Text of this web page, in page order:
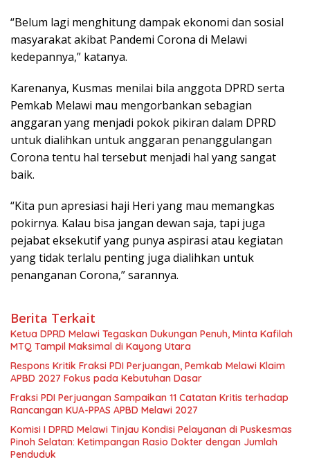
“Belum lagi menghitung dampak ekonomi dan sosial
masyarakat akibat Pandemi Corona di Melawi
kedepannya,” katanya.
Karenanya, Kusmas menilai bila anggota DPRD serta
Pemkab Melawi mau mengorbankan sebagian
anggaran yang menjadi pokok pikiran dalam DPRD
untuk dialihkan untuk anggaran penanggulangan
Corona tentu hal tersebut menjadi hal yang sangat
baik.
“Kita pun apresiasi haji Heri yang mau memangkas
pokirnya. Kalau bisa jangan dewan saja, tapi juga
pejabat eksekutif yang punya aspirasi atau kegiatan
yang tidak terlalu penting juga dialihkan untuk
penanganan Corona,” sarannya.
Berita Terkait
Ketua DPRD Melawi Tegaskan Dukungan Penuh, Minta Kafilah
MTQ Tampil Maksimal di Kayong Utara
Respons Kritik Fraksi PDI Perjuangan, Pemkab Melawi Klaim
APBD 2027 Fokus pada Kebutuhan Dasar
Fraksi PDI Perjuangan Sampaikan 11 Catatan Kritis terhadap
Rancangan KUA-PPAS APBD Melawi 2027
Komisi I DPRD Melawi Tinjau Kondisi Pelayanan di Puskesmas
Pinoh Selatan: Ketimpangan Rasio Dokter dengan Jumlah
Penduduk